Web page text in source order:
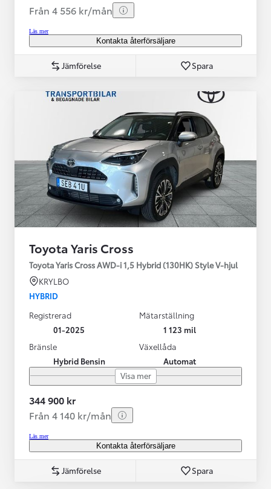
Från 4 556 kr/mån
Läs mer
Kontakta återförsäljare
Jämförelse Spara
Toyota Yaris Cross
Toyota Yaris Cross AWD-i 1,5 Hybrid (130HK) Style V-hjul
KRYLBO
HYBRID
Registrerad
01-2025
Mätarställning
1 123 mil
Bränsle
Hybrid Bensin
Växellåda
Automat
Visa mer
344 900 kr
Från 4 140 kr/mån
Läs mer
Kontakta återförsäljare
Jämförelse Spara